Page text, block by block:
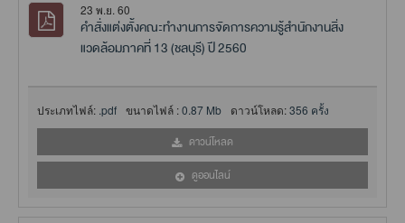
23 พ.ย. 60
คำสั่งแต่งตั้งคณะทำงานการจัดการความรู้สำนักงานสิ่ง
แวดล้อมภาคที่ 13 (ชลบุรี) ปี 2560
ประเภทไฟล์: .pdf ขนาดไฟล์ :0.87 Mb ดาวน์โหลด:356 ครั้ง
ดาวน์โหลด
ดูออนไลน์